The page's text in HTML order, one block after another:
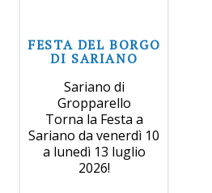
FESTA DEL BORGO
DI SARIANO
Sariano di
Gropparello
Torna la Festa a
Sariano da venerdì 10
a lunedì 13 luglio
2026!